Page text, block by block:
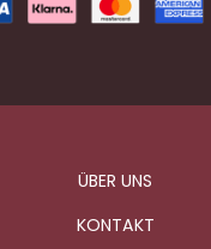
ÜBER UNS
KONTAKT